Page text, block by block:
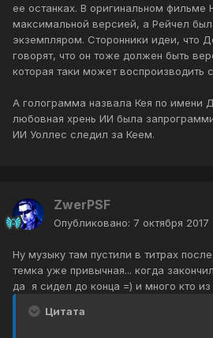
ее останках. В оригинальном фильме
максимальной версией, а Рейчел
экземпляром. Сторонники идеи, что
говорят, что он тоже должен быть
которая таки может воспроизводить
А голограмма назвала Кея по имени
любовная хрень ИИ была
ИИ Уоллес следил за Кеем.
ZwerPSF
Опубликовано: 7 октября 2017
Ну музыку там пустили в титрах
темка уже привычная... когда
да я сидел до конца =) и много кто
Цитата